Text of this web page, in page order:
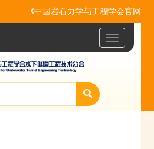
中国岩石力学与工程学会官网
Toggle